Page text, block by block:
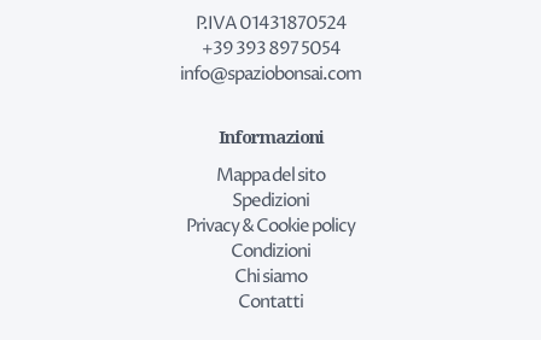
P.IVA 01431870524
+39 393 897 5054
info@spaziobonsai.com
Informazioni
Mappa del sito
Spedizioni
Privacy & Cookie policy
Condizioni
Chi siamo
Contatti